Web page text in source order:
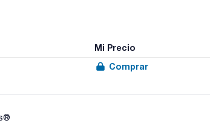
Mi Precio
Comprar